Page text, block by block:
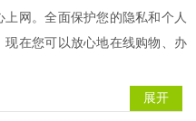
网。全面保护您的隐私和个人
在您可以放心地在线购物、办
展开